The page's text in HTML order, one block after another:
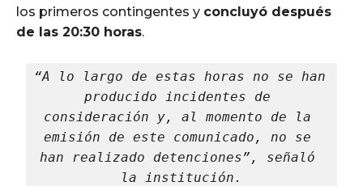
los primeros contingentes y concluyó después
de las 20:30 horas.
“A lo largo de estas horas no se han
producido incidentes de
consideración y, al momento de la
emisión de este comunicado, no se
han realizado detenciones”, señaló
la institución.